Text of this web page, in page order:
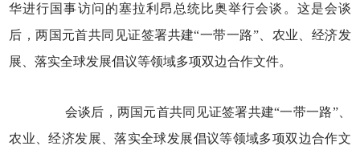
华进行国事访问的塞拉利昂总统比奥举行会谈。这是会谈
后，两国元首共同见证签署共建“一带一路”、农业、经济发
展、落实全球发展倡议等领域多项双边合作文件。
会谈后，两国元首共同见证签署共建“一带一路”、
农业、经济发展、落实全球发展倡议等领域多项双边合作文